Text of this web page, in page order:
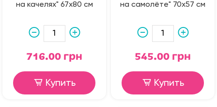
на качелях" 67х80 см
716.00 грн
Купить
на самолёте" 70х57 см
545.00 грн
Купить